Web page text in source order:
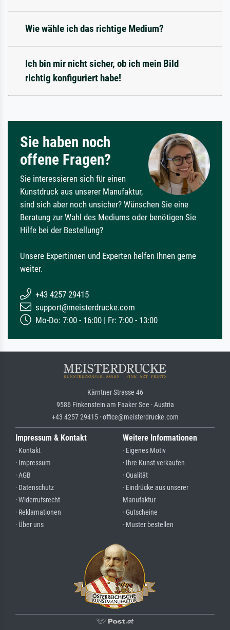
Wie wähle ich das richtige Medium?
Ich bin mir nicht sicher, ob ich mein Bild
richtig konfiguriert habe!
Sie haben noch
offene Fragen?
Sie interessieren sich für einen
Kunstdruck aus unserer Manufaktur,
sind sich aber noch unsicher? Wünschen Sie eine
Beratung zur Wahl des Mediums oder benötigen Sie
Hilfe bei der Bestellung?
Unsere Expertinnen und Experten helfen Ihnen gerne
weiter.
+43 4257 29415
support@meisterdrucke.com
Mo-Do: 7:00 - 16:00 | Fr: 7:00 - 13:00
Kärntner Strasse 46
9586 Finkenstein am Faaker See · Austria
+43 4257 29415 · office@meisterdrucke.com
Impressum & Kontakt
· Kontakt
· Impressum
· AGB
· Datenschutz
· Widerrufsrecht
· Reklamationen
· Über uns
Weitere Informationen
· Eigenes Motiv
· Ihre Kunst verkaufen
· Qualität
· Eindrücke aus unserer
Manufaktur
· Gutscheine
· Muster bestellen